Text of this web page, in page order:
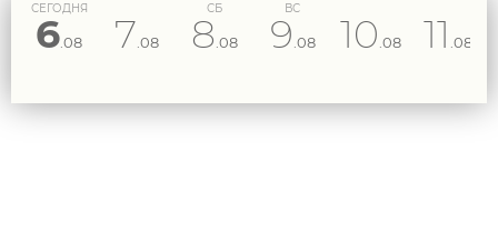
СЕГОДНЯ
6.08 7 .08
СБ
8 .08
ВС
9 .08 10 .08 11 .08